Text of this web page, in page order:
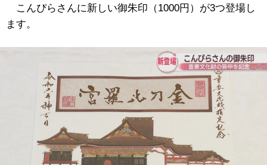
こんぴらさんに新しい御朱印（1000円）が3つ登場し
ます。